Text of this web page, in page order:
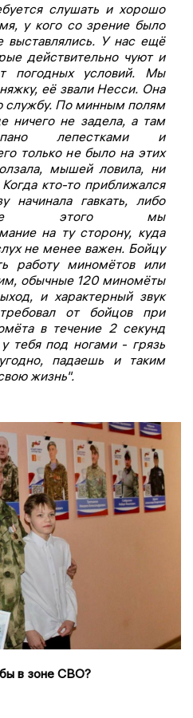
слушать и хорошо
у кого со зрение было
выставлялись. У нас ещё
действительно чуют и
погодных условий. Мы
её звали Несси. Она
службу. По минным полям
ничего не задела, а там
лепестками и
только не было на этих
мышей ловила, ни
кто-то приближался
начинала гавкать, либо
этого мы
на ту сторону, куда
не менее важен. Бойцу
работу миномётов или
обычные 120 миномёты
и характерный звук
от бойцов при
в течение 2 секунд
тебя под ногами - грязь
падаешь и таким
жизнь".
в зоне СВО?